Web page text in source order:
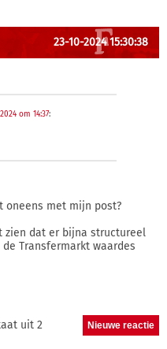
23-10-2024 15:30:38
om 14:37:
oneens met mijn post?
zien dat er bijna structureel
Transfermarkt waardes
uit 2